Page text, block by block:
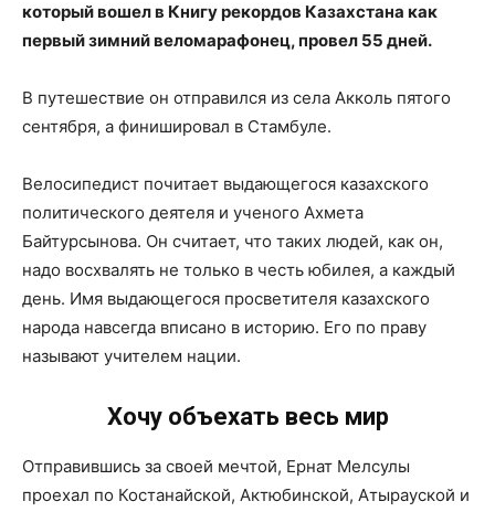
который вошел в Книгу рекордов Казахстана как
первый зимний веломарафонец, провел 55 дней.
В путешествие он отправился из села Акколь пятого
сентября, а финишировал в Стамбуле.
Велосипедист почитает выдающегося казахского
политического деятеля и ученого Ахмета
Байтурсынова. Он считает, что таких людей, как он,
надо восхвалять не только в честь юбилея, а каждый
день. Имя выдающегося просветителя казахского
народа навсегда вписано в историю. Его по праву
называют учителем нации.
Хочу объехать весь мир
Отправившись за своей мечтой, Ернат Мелсулы
проехал по Костанайской, Актюбинской, Атырауской и